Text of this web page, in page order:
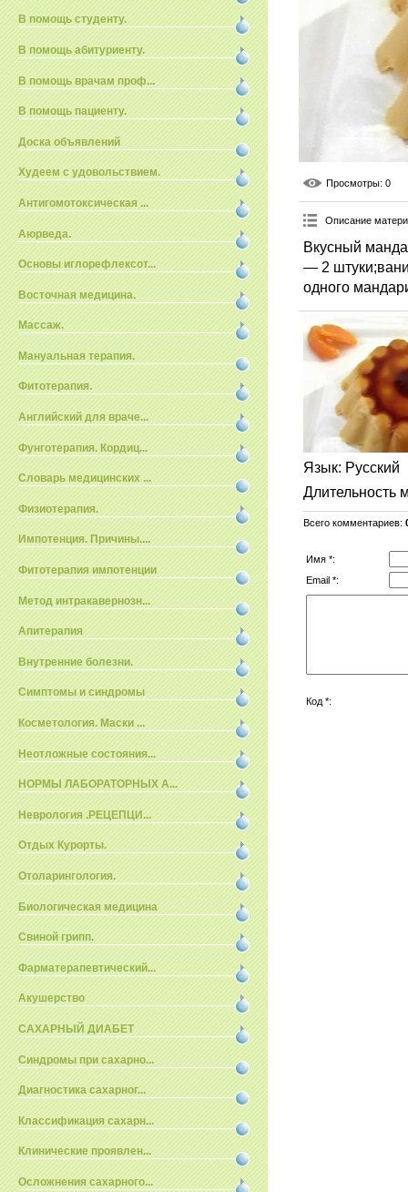
В помощь студенту.
В помощь абитуриенту.
В помощь врачам проф...
В помощь пациенту.
Доска объявлений
Худеем с удовольствием.
Антигомотоксическая ...
Аюрведа.
Основы иглорефлексот...
Восточная медицина.
Массаж.
Мануальная терапия.
Фитотерапия.
Английский для враче...
Фунготерапия. Кордиц...
Словарь медицинских ...
Физиотерапия.
Импотенция. Причины....
Фитотерапия импотенции
Метод интракавернозн...
Апитерапия
Внутренние болезни.
Симптомы и синдромы
Косметология. Маски ...
Неотложные состояния...
НОРМЫ ЛАБОРАТОРНЫХ А...
Неврология .РЕЦЕПЦИ...
Отдых Курорты.
Отоларингология.
Биологическая медицина
Свиной грипп.
Фарматерапевтический...
Акушерство
САХАРНЫЙ ДИАБЕТ
Синдромы при сахарно...
Диагностика сахарног...
Классификация сахарн...
Клинические проявлен...
Осложнения сахарного...
Просмотры: 0
Описание
Вкусный
— 2
одного
Язык: Русский
Длительность
Всего комментариев:
Имя *:
Email *:
Код *: